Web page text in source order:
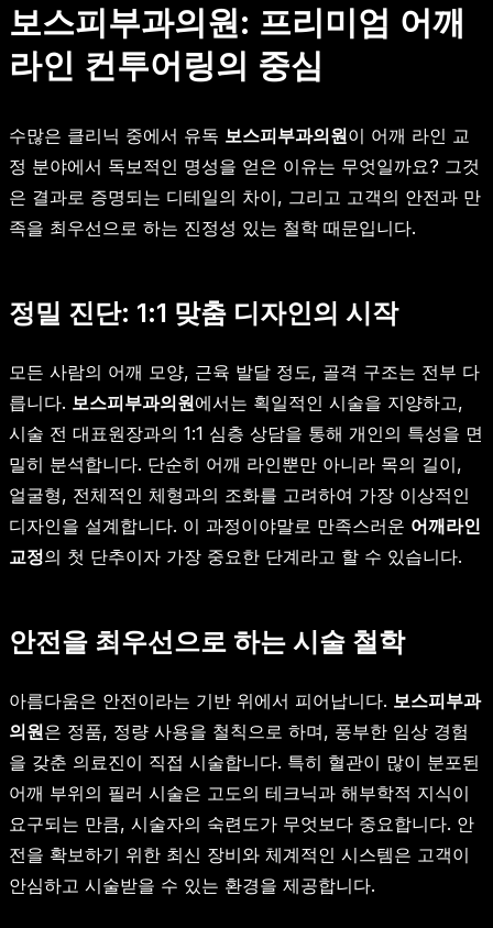
보스피부과의원: 프리미엄 어깨
라인 컨투어링의 중심
수많은 클리닉 중에서 유독 보스피부과의원이 어깨 라인 교
정 분야에서 독보적인 명성을 얻은 이유는 무엇일까요? 그것
은 결과로 증명되는 디테일의 차이, 그리고 고객의 안전과 만
족을 최우선으로 하는 진정성 있는 철학 때문입니다.
정밀 진단: 1:1 맞춤 디자인의 시작
모든 사람의 어깨 모양, 근육 발달 정도, 골격 구조는 전부 다
릅니다. 보스피부과의원에서는 획일적인 시술을 지양하고,
시술 전 대표원장과의 1:1 심층 상담을 통해 개인의 특성을 면
밀히 분석합니다. 단순히 어깨 라인뿐만 아니라 목의 길이,
얼굴형, 전체적인 체형과의 조화를 고려하여 가장 이상적인
디자인을 설계합니다. 이 과정이야말로 만족스러운 어깨라인
교정의 첫 단추이자 가장 중요한 단계라고 할 수 있습니다.
안전을 최우선으로 하는 시술 철학
아름다움은 안전이라는 기반 위에서 피어납니다. 보스피부과
의원은 정품, 정량 사용을 철칙으로 하며, 풍부한 임상 경험
을 갖춘 의료진이 직접 시술합니다. 특히 혈관이 많이 분포된
어깨 부위의 필러 시술은 고도의 테크닉과 해부학적 지식이
요구되는 만큼, 시술자의 숙련도가 무엇보다 중요합니다. 안
전을 확보하기 위한 최신 장비와 체계적인 시스템은 고객이
안심하고 시술받을 수 있는 환경을 제공합니다.